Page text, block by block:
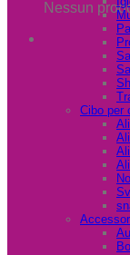
Nessun
Cibo per